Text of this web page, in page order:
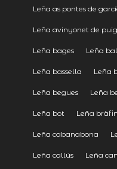
Leña as pontes de
Leña avinyonet de
Leña bages Leña
Leña bassella Leña
Leña begues Leña
Leña bot Leña
Leña cabanabona
Leña callús Leña